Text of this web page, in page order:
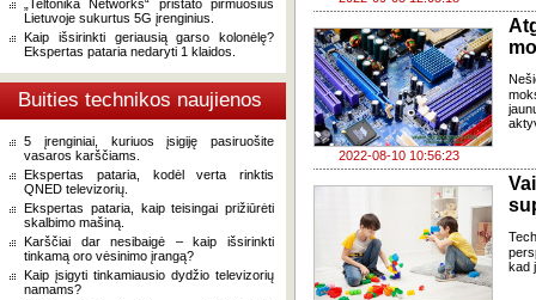
„Teltonika Networks“ pristato pirmuosius
Lietuvoje sukurtus 5G įrenginius.
Kaip išsirinkti geriausią garso kolonėlę?
Ekspertas pataria nedaryti 1 klaidos.
Buities technikos naujienos
5 įrenginiai, kuriuos įsigiję pasiruošite
vasaros karščiams.
Ekspertas pataria, kodėl verta rinktis
QNED televizorių.
Ekspertas pataria, kaip teisingai prižiūrėti
skalbimo mašiną.
Karščiai dar nesibaigė – kaip išsirinkti
tinkamą oro vėsinimo įrangą?
Kaip įsigyti tinkamiausio dydžio televizorių
namams?
2022-08-10 10:56:23
kad